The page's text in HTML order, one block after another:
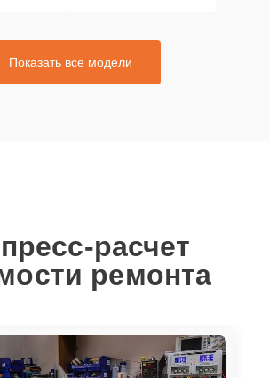
Показать все модели
расчет
ремонта